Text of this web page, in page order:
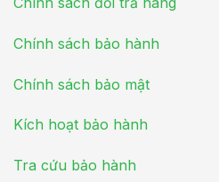
Chính sách bảo hành
Chính sách bảo mật
Kích hoạt bảo hành
Tra cứu bảo hành